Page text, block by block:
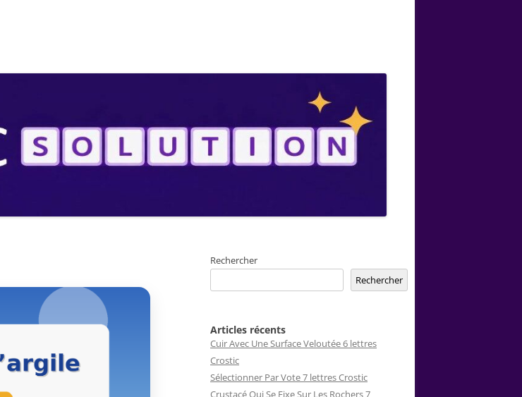
Rechercher
Rechercher
Articles récents
Cuir Avec Une Surface Veloutée 6 lettres
Crostic
Sélectionner Par Vote 7 lettres Crostic
Crustacé Qui Se Fixe Sur Les Rochers 7